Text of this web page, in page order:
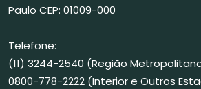
Paulo CEP: 01009-000
Telefone:
(11) 3244-2540 (Região
0800-778-2222 (Interior e Outros